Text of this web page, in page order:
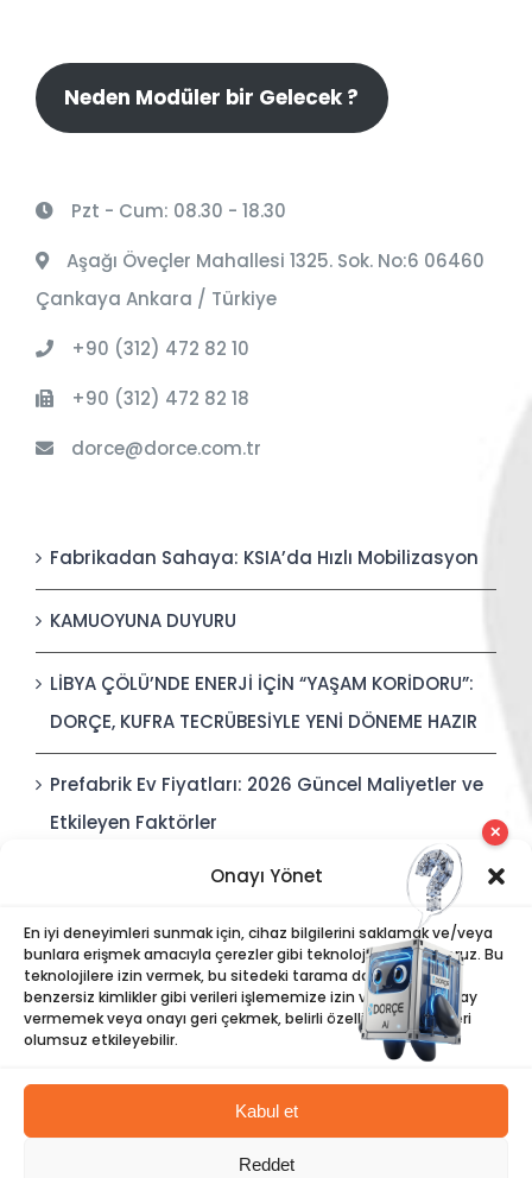
Onayı Yönet
En iyi deneyimleri sunmak için, cihaz bilgilerini saklamak ve/veya
bunlara erişmek amacıyla çerezler gibi teknolojiler kullanıyoruz. Bu
teknolojilere izin vermek, bu sitedeki tarama davranışı veya
benzersiz kimlikler gibi verileri işlememize izin verecektir. Onay
vermemek veya onayı geri çekmek, belirli özellikleri ve işlevleri
olumsuz etkileyebilir.
Kabul et
Reddet
Neden Modüler bir Gelecek ?
Pzt - Cum: 08.30 - 18.30
Aşağı Öveçler Mahallesi 1325. Sok. No:6 06460
Çankaya Ankara / Türkiye
+90 (312) 472 82 10
+90 (312) 472 82 18
dorce@dorce.com.tr
Fabrikadan Sahaya: KSIA’da Hızlı Mobilizasyon
KAMUOYUNA DUYURU
LİBYA ÇÖLÜ’NDE ENERJİ İÇİN “YAŞAM KORİDORU”:
DORÇE, KUFRA TECRÜBESİYLE YENİ DÖNEME HAZIR
Prefabrik Ev Fiyatları: 2026 Güncel Maliyetler ve
Etkileyen Faktörler
Polis Karakolları: Güvenli, Entegre ve Hızlı İnşa
Edilebilir Kamu Güvenliği Yapıları
©Dorce| Tüm Hakları Saklıdır |Bilgi Toplumu Hizmetleri|
✕